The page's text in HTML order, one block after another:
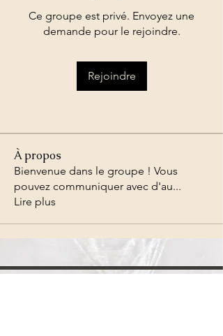
Ce groupe est privé. Envoyez une
demande pour le rejoindre.
Rejoindre
À propos
Bienvenue dans le groupe ! Vous
pouvez communiquer avec d'au...
Lire plus